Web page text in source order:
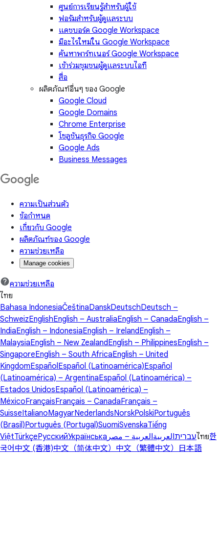
ศูนย์การเรียนรู้สำหรับผู้ใช้
ฟอรัมสำหรับผู้ดูแลระบบ
แดชบอร์ด Google Workspace
มีอะไรใหม่ใน Google Workspace
ค้นหาพาร์ทเนอร์ Google Workspace
เข้าร่วมชุมชนผู้ดูแลระบบไอที
สื่อ
ผลิตภัณฑ์อื่นๆ ของ Google
Google Cloud
Google Domains
Chrome Enterprise
โซลูชันธุรกิจ Google
Google Ads
Business Messages
ความเป็นส่วนตัว
ข้อกำหนด
เกี่ยวกับ Google
ผลิตภัณฑ์ของ Google
ความช่วยเหลือ
Manage cookies
ความช่วยเหลือ
ไทย
Bahasa IndonesiaČeštinaDanskDeutschDeutsch –
SchweizEnglishEnglish – AustraliaEnglish – CanadaEnglish –
IndiaEnglish – IndonesiaEnglish – IrelandEnglish –
MalaysiaEnglish – New ZealandEnglish – PhilippinesEnglish –
SingaporeEnglish – South AfricaEnglish – United
KingdomEspañol Español (Latinoamérica)Español
(Latinoamérica) – ArgentinaEspañol (Latinoamérica) –
Estados UnidosEspañol (Latinoamérica) –
MéxicoFrançaisFrançais – CanadaFrançais –
SuisseItalianoMagyarNederlandsNorskPolskiPortuguês
(Brasil)Português (Portugal)SuomiSvenskaTiếng
ViệtTürkçeРусскийУкраїнська עבריתالعربيةالعربية – مصر ไทย한
국어 中文 (香港)中文（简体中文） 中文（繁體中文） 日本語